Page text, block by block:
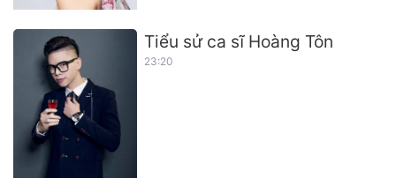
Tiểu sử ca sĩ Hoàng Tôn
23:20